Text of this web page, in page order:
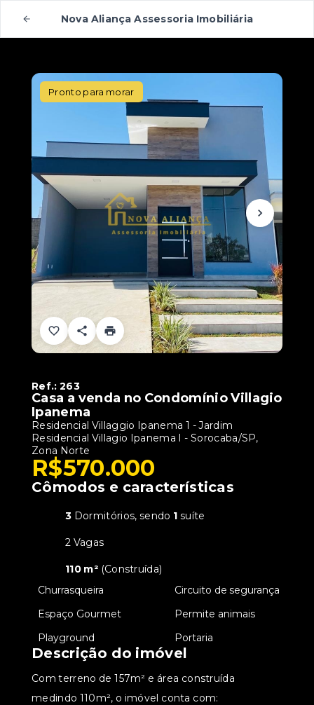
Nova Aliança Assessoria Imobiliária
Pronto para morar
Ref.:263
Casa a venda no Condomínio Villagio
Ipanema
Residencial Villaggio Ipanema 1 -Jardim
Residencial Villagio Ipanema I - Sorocaba/SP,
Zona Norte
R$570.000
Cômodos e características
3 Dormitórios, sendo 1 suíte
2 Vagas
110 m² (Construída)
Churrasqueira
Circuito de segurança
Espaço Gourmet
Permite animais
Playground Portaria
Descrição do imóvel
Com terreno de 157m² e área construída
medindo 110m², o imóvel conta com: